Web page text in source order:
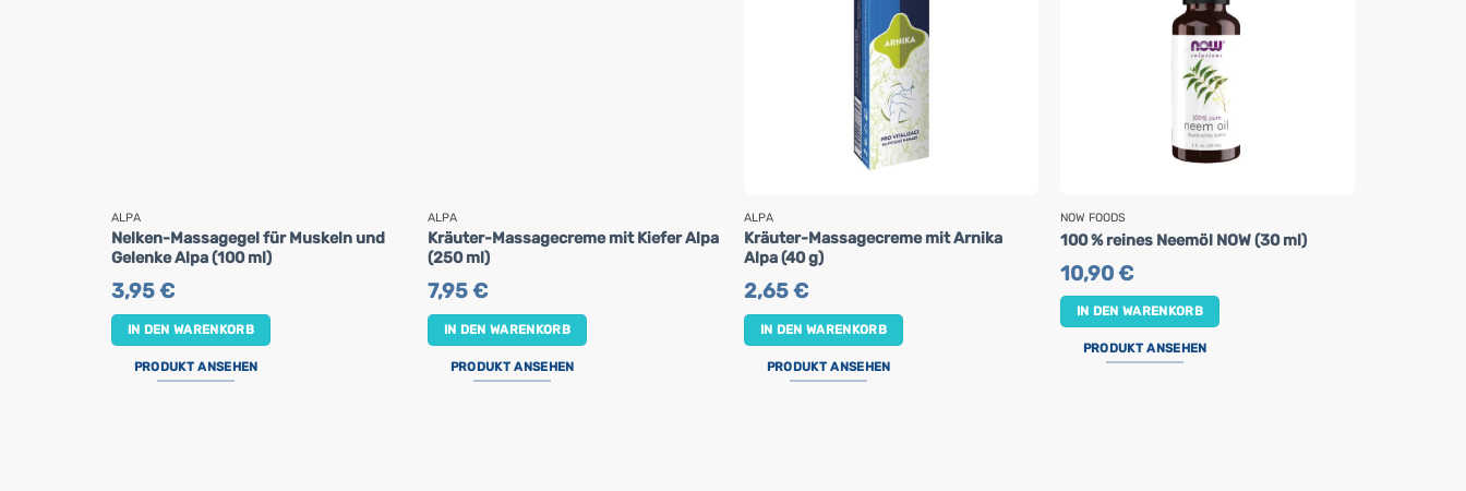
ALPA
Nelken-Massagegel für Muskeln und
Gelenke Alpa (100 ml)
3,95€
IN DEN WARENKORB
PRODUKT ANSEHEN
ALPA
Kräuter-Massagecreme mit Kiefer Alpa
(250 ml)
7,95€
IN DEN WARENKORB
PRODUKT ANSEHEN
ALPA
Kräuter-Massagecreme mit Arnika
Alpa (40 g)
2,65€
IN DEN WARENKORB
PRODUKT ANSEHEN
NOW FOODS
100 % reines Neemöl NOW (30 ml)
10,90€
IN DEN WARENKORB
PRODUKT ANSEHEN